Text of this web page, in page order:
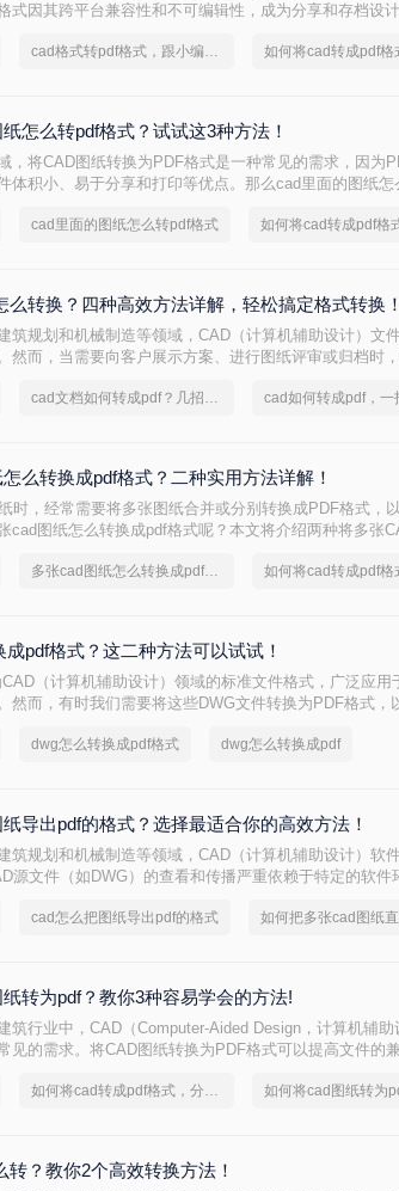
式因其跨平台兼容性和不可编辑性，成为分享和存档设
cad格式转pdf格式，跟小编来学习吧
怎么转pdf格式？试试这3种方法！
，将CAD图纸转换为PDF格式是一种常见的需求，因为
体积小、易于分享和打印等优点。那么cad里面的图纸怎
cad里面的图纸怎么转pdf格式
么转换？四种高效方法详解，轻松搞定格式转换！
筑规划和机械制造等领域，CAD（计算机辅助设计）文
然而，当需要向客户展示方案、进行图纸评审或归档时
导致显示错误，更存在被无意中修改的风险。
cad文档如何转成pdf？几招轻松搞定
么转换成pdf格式？二种实用方法详解！
时，经常需要将多张图纸合并或分别转换成PDF格式，
cad图纸怎么转换成pdf格式呢？本文将介绍两种将多张
多张cad图纸怎么转换成pdf格式
pdf格式？这二种方法可以试试！
CAD（计算机辅助设计）领域的标准文件格式，广泛应用
然而，有时我们需要将这些DWG文件转换为PDF格式，
dwg怎么转换成pdf格式 dwg怎么转换成pdf
导出pdf的格式？选择最适合你的高效方法！
筑规划和机械制造等领域，CAD（计算机辅助设计）软
源文件（如DWG）的查看和传播严重依赖于特定的软件
图纸的矢量信息、图层、比例和布局，且几乎在任何设备
cad怎么把图纸导出pdf的格式
转为pdf？教你3种容易学会的方法!
筑行业中，CAD（Computer-Aided Design，计算机辅
见的需求。将CAD图纸转换为PDF格式可以提高文件的
帮助您轻松完成这一任务。 如何将cad转成pdf格式，分享一种简单的方法 如何将cad图纸转为
转？教你2个高效转换方法！